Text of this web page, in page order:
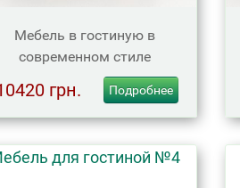
Мебель в гостиную в
современном стиле
грн. Подробнее
для гостиной №4